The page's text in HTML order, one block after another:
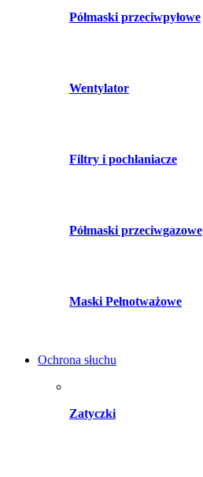
Półmaski przeciwpyłowe
Wentylator
Filtry i pochłaniacze
Półmaski przeciwgazowe
Maski Pełnotważowe
Ochrona słuchu
Zatyczki